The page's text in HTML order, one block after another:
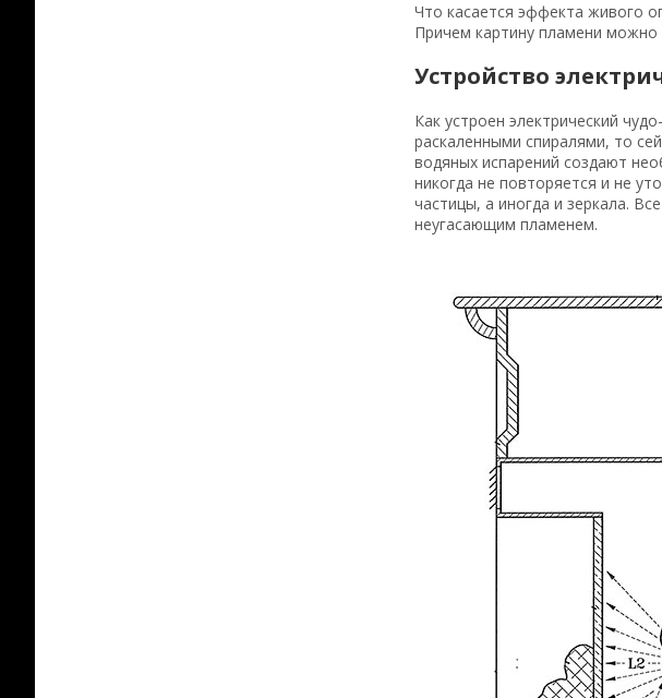
Что касается эффекта живого
Причем картину пламени
Устройство
Как устроен электрический
раскаленными спиралями, то
водяных испарений создают
никогда не повторяется и не
частицы, а иногда и зеркала.
неугасающим пламенем.